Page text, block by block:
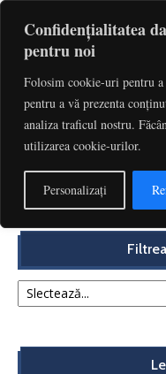
Confidențialitatea
pentru noi
Folosim cookie-uri pentru
pentru a vă prezenta
analiza traficul nostru.
utilizarea cookie-urilor.
Personalizați
Etichetă:
VAT Treatment of
Directive 2006/112/
Redactia - noiembrie 14,